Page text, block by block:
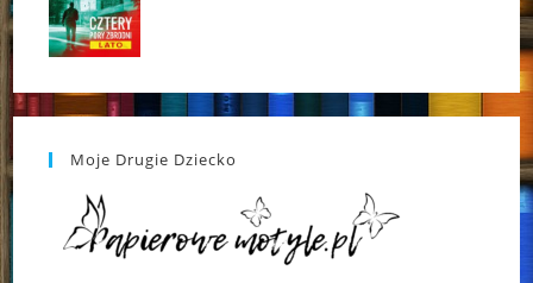
Moje Drugie Dziecko